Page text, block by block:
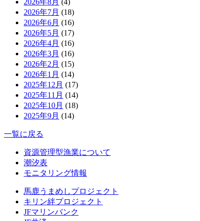
2026年8月 (4)
2026年7月 (18)
2026年6月 (16)
2026年5月 (17)
2026年4月 (16)
2026年3月 (16)
2026年2月 (15)
2026年1月 (14)
2025年12月 (17)
2025年11月 (14)
2025年10月 (18)
2025年9月 (14)
一覧に戻る
資源管理型漁業について
潮汐表
モニタリング情報
馬鹿うまめしプロジェクト
キリン絆プロジェクト
JFマリンバンク